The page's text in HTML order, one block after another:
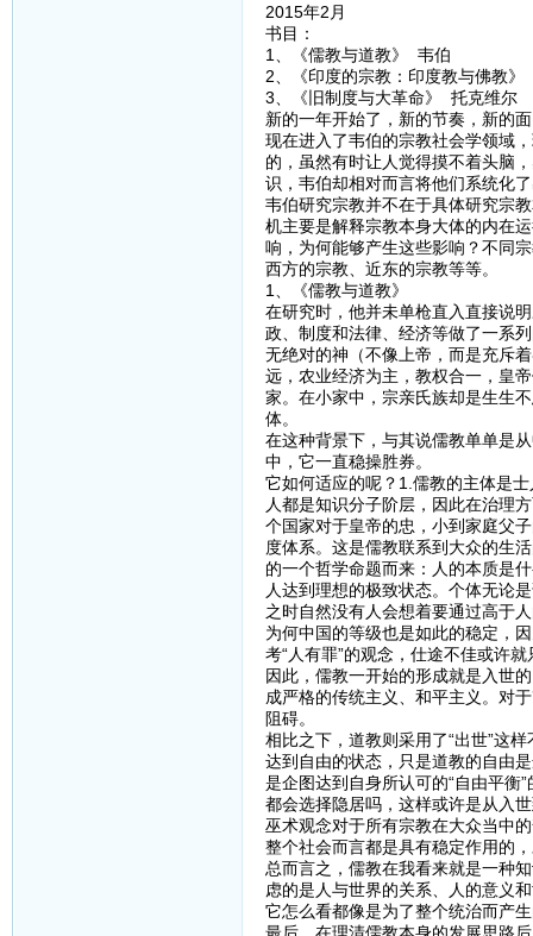
2015年2月
书目：
1、《儒教与道教》 韦伯
2、《印度的宗教：印度教与佛教》
3、《旧制度与大革命》 托克维尔
新的一年开始了，新的节奏，新的
现在进入了韦伯的宗教社会学领域
的，虽然有时让人觉得摸不着头脑
识，韦伯却相对而言将他们系统化
韦伯研究宗教并不在于具体研究宗
机主要是解释宗教本身大体的内在
响，为何能够产生这些影响？不同
西方的宗教、近东的宗教等等。
1、《儒教与道教》
在研究时，他并未单枪直入直接说
政、制度和法律、经济等做了一系
无绝对的神（不像上帝，而是充斥
远，农业经济为主，教权合一，皇
家。在小家中，宗亲氏族却是生生
体。
在这种背景下，与其说儒教单单是
中，它一直稳操胜券。
它如何适应的呢？1.儒教的主体是
人都是知识分子阶层，因此在治理
个国家对于皇帝的忠，小到家庭父
度体系。这是儒教联系到大众的生
的一个哲学命题而来：人的本质是
人达到理想的极致状态。个体无论
之时自然没有人会想着要通过高于
为何中国的等级也是如此的稳定，
考“人有罪”的观念，仕途不佳或许
因此，儒教一开始的形成就是入世
成严格的传统主义、和平主义。对
阻碍。
相比之下，道教则采用了“出世”这
达到自由的状态，只是道教的自由
是企图达到自身所认可的“自由平衡
都会选择隐居吗，这样或许是从入
巫术观念对于所有宗教在大众当中
整个社会而言都是具有稳定作用的
总而言之，儒教在我看来就是一种
虑的是人与世界的关系、人的意义
它怎么看都像是为了整个统治而产
最后，在理清儒教本身的发展思路